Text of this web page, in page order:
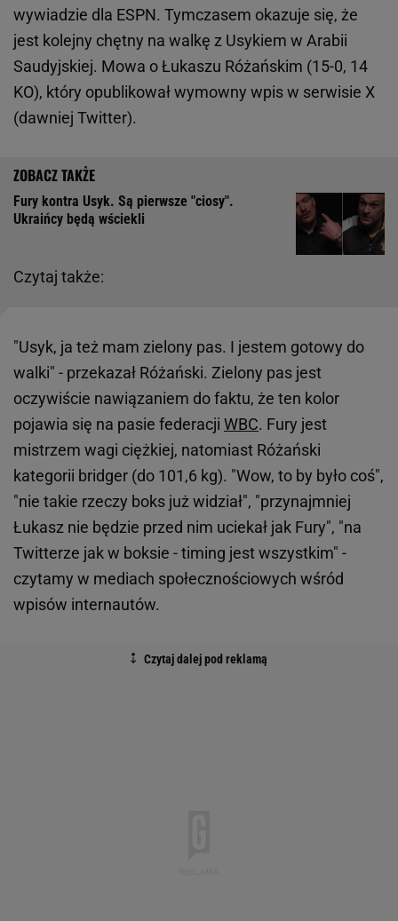
wywiadzie dla ESPN. Tymczasem okazuje się, że
jest kolejny chętny na walkę z Usykiem w Arabii
Saudyjskiej. Mowa o Łukaszu Różańskim (15-0, 14
KO), który opublikował wymowny wpis w serwisie X
(dawniej Twitter).
Czytaj także:
Fury kontra Usyk. Są pierwsze "ciosy".
Ukraińcy będą wściekli
"Usyk, ja też mam zielony pas. I jestem gotowy do
walki" - przekazał Różański. Zielony pas jest
oczywiście nawiązaniem do faktu, że ten kolor
pojawia się na pasie federacji WBC. Fury jest
mistrzem wagi ciężkiej, natomiast Różański
kategorii bridger (do 101,6 kg). "Wow, to by było coś",
"nie takie rzeczy boks już widział", "przynajmniej
Łukasz nie będzie przed nim uciekał jak Fury", "na
Twitterze jak w boksie - timing jest wszystkim" -
czytamy w mediach społecznościowych wśród
wpisów internautów.